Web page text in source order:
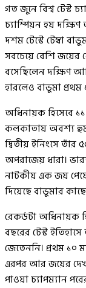
গত জুনে বিশ্ব টেস্ট
চ্যাম্পিয়ন হয়
দশম টেস্টে টেম্বা
সবচেয়ে বেশি জয়ের
বসেছিলেন দক্ষিণ
হারলেও বাভুমা
অধিনায়ক হিসেবে
কলকাতায় অবশ্য
দ্বিতীয় ইনিংসে
অপরাজেয় ধারা।
নাটকীয় এক জয়
দিয়েছে বাভুমার
রেকর্ডটা অধিনায়ক
বছরের টেস্ট
জেতেননি। প্রথম ১০
এরপর আর জয়ের
পাওয়া চ্যাপম্যান